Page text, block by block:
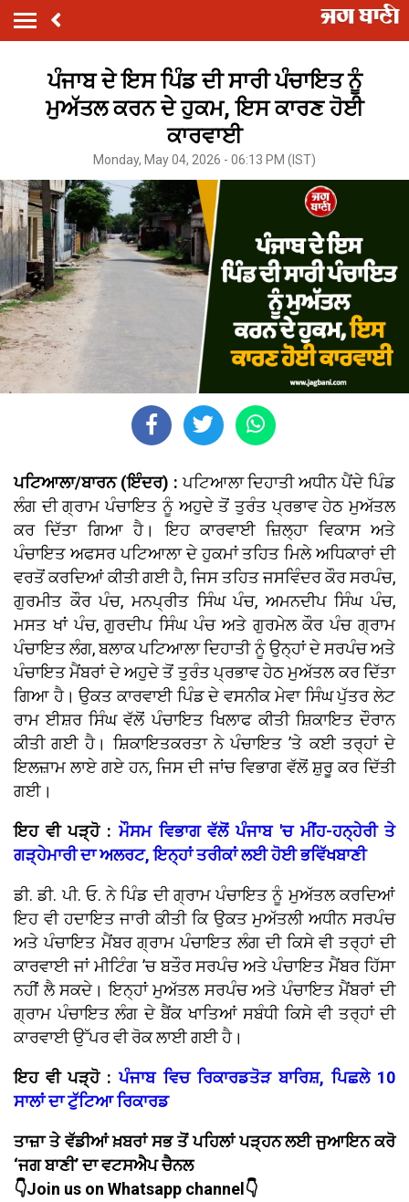
ਪੰਜਾਬ ਦੇ ਇਸ ਪਿੰਡ ਦੀ ਸਾਰੀ ਪੰਚਾਇਤ ਨੂੰ
ਮੁਅੱਤਲ ਕਰਨ ਦੇ ਹੁਕਮ, ਇਸ ਕਾਰਣ ਹੋਈ
ਕਾਰਵਾਈ
Monday, May 04, 2026 - 06:13 PM (IST)
ਪਟਿਆਲਾ/ਬਾਰਨ (ਇੰਦਰ) :ਪਟਿਆਲਾ ਦਿਹਾਤੀ ਅਧੀਨ ਪੈਂਦੇ ਪਿੰਡ
ਲੰਗ ਦੀ ਗ੍ਰਾਮ ਪੰਚਾਇਤ ਨੂੰ ਅਹੁਦੇ ਤੋਂ ਤੁਰੰਤ ਪ੍ਰਭਾਵ ਹੇਠ ਮੁਅੱਤਲ
ਕਰ ਦਿੱਤਾ ਗਿਆ ਹੈ। ਇਹ ਕਾਰਵਾਈ ਜ਼ਿਲ੍ਹਾ ਵਿਕਾਸ ਅਤੇ
ਪੰਚਾਇਤ ਅਫਸਰ ਪਟਿਆਲਾ ਦੇ ਹੁਕਮਾਂ ਤਹਿਤ ਮਿਲੇ ਅਧਿਕਾਰਾਂ ਦੀ
ਵਰਤੋਂ ਕਰਦਿਆਂ ਕੀਤੀ ਗਈ ਹੈ, ਜਿਸ ਤਹਿਤ ਜਸਵਿੰਦਰ ਕੌਰ ਸਰਪੰਚ,
ਗੁਰਮੀਤ ਕੌਰ ਪੰਚ, ਮਨਪ੍ਰੀਤ ਸਿੰਘ ਪੰਚ, ਅਮਨਦੀਪ ਸਿੰਘ ਪੰਚ,
ਮਸਤ ਖਾਂ ਪੰਚ, ਗੁਰਦੀਪ ਸਿੰਘ ਪੰਚ ਅਤੇ ਗੁਰਮੇਲ ਕੌਰ ਪੰਚ ਗ੍ਰਾਮ
ਪੰਚਾਇਤ ਲੰਗ, ਬਲਾਕ ਪਟਿਆਲਾ ਦਿਹਾਤੀ ਨੂੰ ਉਨ੍ਹਾਂ ਦੇ ਸਰਪੰਚ ਅਤੇ
ਪੰਚਾਇਤ ਮੈਂਬਰਾਂ ਦੇ ਅਹੁਦੇ ਤੋਂ ਤੁਰੰਤ ਪ੍ਰਭਾਵ ਹੇਠ ਮੁਅੱਤਲ ਕਰ ਦਿੱਤਾ
ਗਿਆ ਹੈ। ਉਕਤ ਕਾਰਵਾਈ ਪਿੰਡ ਦੇ ਵਸਨੀਕ ਮੇਵਾ ਸਿੰਘ ਪੁੱਤਰ ਲੇਟ
ਰਾਮ ਈਸ਼ਰ ਸਿੰਘ ਵੱਲੋਂ ਪੰਚਾਇਤ ਖਿਲਾਫ ਕੀਤੀ ਸ਼ਿਕਾਇਤ ਦੌਰਾਨ
ਕੀਤੀ ਗਈ ਹੈ। ਸ਼ਿਕਾਇਤਕਰਤਾ ਨੇ ਪੰਚਾਇਤ ’ਤੇ ਕਈ ਤਰ੍ਹਾਂ ਦੇ
ਇਲਜ਼ਾਮ ਲਾਏ ਗਏ ਹਨ, ਜਿਸ ਦੀ ਜਾਂਚ ਵਿਭਾਗ ਵੱਲੋਂ ਸ਼ੁਰੂ ਕਰ ਦਿੱਤੀ
ਗਈ।
ਇਹ ਵੀ ਪੜ੍ਹੋ :ਮੌਸਮ ਵਿਭਾਗ ਵੱਲੋਂ ਪੰਜਾਬ 'ਚ ਮੀਂਹ-ਹਨ੍ਹੇਰੀ ਤੇ
ਗੜ੍ਹੇਮਾਰੀ ਦਾ ਅਲਰਟ, ਇਨ੍ਹਾਂ ਤਰੀਕਾਂ ਲਈ ਹੋਈ ਭਵਿੱਖਬਾਣੀ
ਡੀ. ਡੀ. ਪੀ. ਓ. ਨੇ ਪਿੰਡ ਦੀ ਗ੍ਰਾਮ ਪੰਚਾਇਤ ਨੂੰ ਮੁਅੱਤਲ ਕਰਦਿਆਂ
ਇਹ ਵੀ ਹਦਾਇਤ ਜਾਰੀ ਕੀਤੀ ਕਿ ਉਕਤ ਮੁਅੱਤਲੀ ਅਧੀਨ ਸਰਪੰਚ
ਅਤੇ ਪੰਚਾਇਤ ਮੈਂਬਰ ਗ੍ਰਾਮ ਪੰਚਾਇਤ ਲੰਗ ਦੀ ਕਿਸੇ ਵੀ ਤਰ੍ਹਾਂ ਦੀ
ਕਾਰਵਾਈ ਜਾਂ ਮੀਟਿੰਗ ’ਚ ਬਤੌਰ ਸਰਪੰਚ ਅਤੇ ਪੰਚਾਇਤ ਮੈਂਬਰ ਹਿੱਸਾ
ਨਹੀਂ ਲੈ ਸਕਦੇ। ਇਨ੍ਹਾਂ ਮੁਅੱਤਲ ਸਰਪੰਚ ਅਤੇ ਪੰਚਾਇਤ ਮੈਂਬਰਾਂ ਦੀ
ਗ੍ਰਾਮ ਪੰਚਾਇਤ ਲੰਗ ਦੇ ਬੈਂਕ ਖਾਤਿਆਂ ਸਬੰਧੀ ਕਿਸੇ ਵੀ ਤਰ੍ਹਾਂ ਦੀ
ਕਾਰਵਾਈ ਉੱਪਰ ਵੀ ਰੋਕ ਲਾਈ ਗਈ ਹੈ।
ਇਹ ਵੀ ਪੜ੍ਹੋ :ਪੰਜਾਬ ਵਿਚ ਰਿਕਾਰਡਤੋੜ ਬਾਰਿਸ਼, ਪਿਛਲੇ 10
ਸਾਲਾਂ ਦਾ ਟੁੱਟਿਆ ਰਿਕਾਰਡ
ਤਾਜ਼ਾ ਤੇ ਵੱਡੀਆਂ ਖ਼ਬਰਾਂ ਸਭ ਤੋਂ ਪਹਿਲਾਂ ਪੜ੍ਹਨ ਲਈ ਜੁਆਇਨ ਕਰੋ
‘ਜਗ ਬਾਣੀ’ ਦਾ ਵਟਸਐਪ ਚੈਨਲ
👇Join us on Whatsapp channel👇